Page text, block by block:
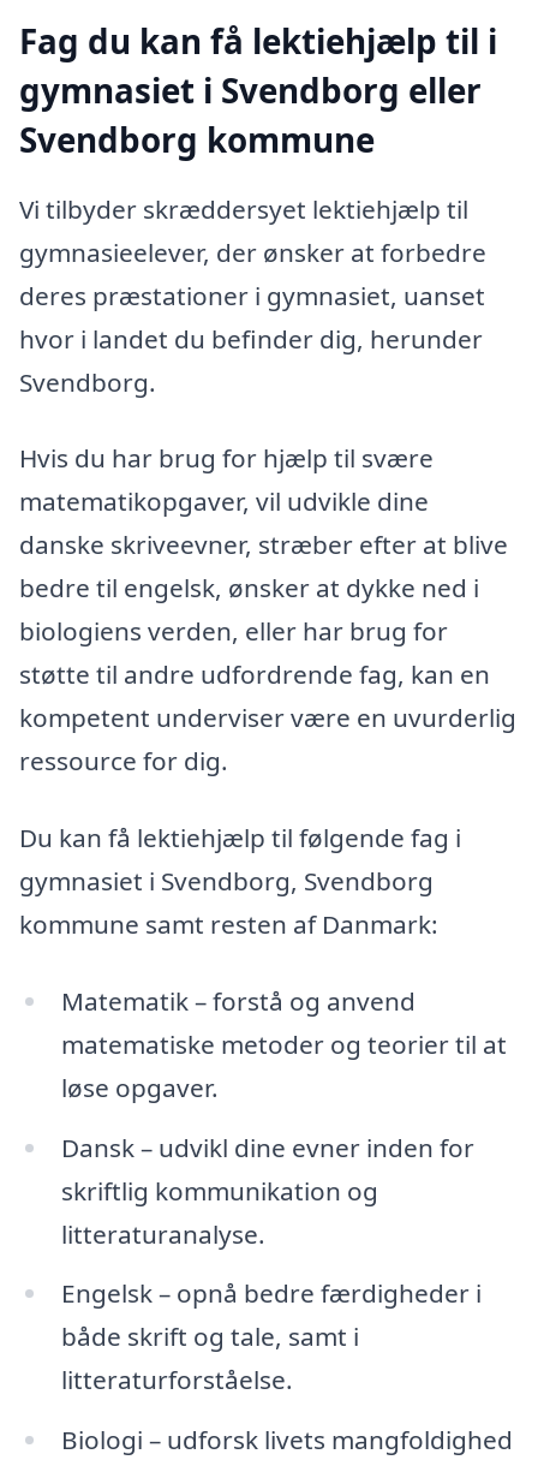
Fag du kan få lektiehjælp til i
gymnasiet i Svendborg eller
Svendborg kommune
Vi tilbyder skræddersyet lektiehjælp til
gymnasieelever, der ønsker at forbedre
deres præstationer i gymnasiet, uanset
hvor i landet du befinder dig, herunder
Svendborg.
Hvis du har brug for hjælp til svære
matematikopgaver, vil udvikle dine
danske skriveevner, stræber efter at blive
bedre til engelsk, ønsker at dykke ned i
biologiens verden, eller har brug for
støtte til andre udfordrende fag, kan en
kompetent underviser være en uvurderlig
ressource for dig.
Du kan få lektiehjælp til følgende fag i
gymnasiet i Svendborg, Svendborg
kommune samt resten af Danmark:
Matematik – forstå og anvend
matematiske metoder og teorier til at
løse opgaver.
Dansk – udvikl dine evner inden for
skriftlig kommunikation og
litteraturanalyse.
Engelsk – opnå bedre færdigheder i
både skrift og tale, samt i
litteraturforståelse.
Biologi – udforsk livets mangfoldighed